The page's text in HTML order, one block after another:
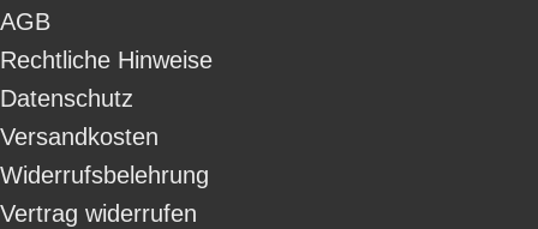
AGB
Rechtliche Hinweise
Datenschutz
Versandkosten
Widerrufsbelehrung
Vertrag widerrufen